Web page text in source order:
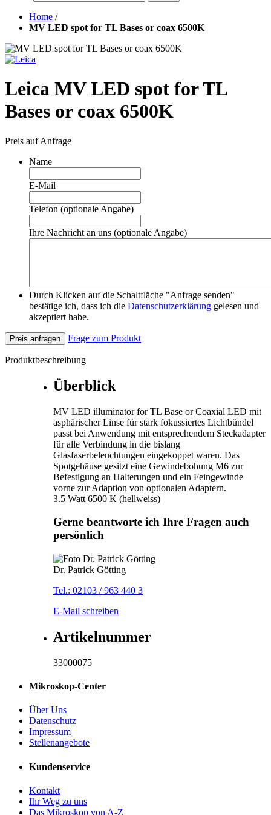
Home /
MV LED spot for TL Bases or coax 6500K
Leica MV LED spot for TL
Bases or coax 6500K
Preis auf Anfrage
Name
E-Mail
Telefon (optionale Angabe)
Ihre Nachricht an uns (optionale Angabe)
Durch Klicken auf die Schaltfläche "Anfrage senden"
bestätige ich, dass ich die Datenschutzerklärung gelesen und
akzeptiert habe.
Preis anfragen Frage zum Produkt
Produktbeschreibung
Überblick
MV LED illuminator for TL Base or Coaxial LED mit
asphärischer Linse für stark fokussiertes Lichtbündel
passt bei Anwendung mit entsprechendem Steckadapter
für alle Verbindung in die bislang
Glasfaserbeleuchtungen eingekoppet waren. Das
Spotgehäuse gesitzt eine Gewindebohung M6 zur
Befestigung an Halterungen und ein Feingewinde
vorne zur Adaption von optionalen Adaptern.
3.5 Watt 6500 K (hellweiss)
Gerne beantworte ich Ihre Fragen auch
persönlich
Dr. Patrick Götting
Tel.: 02103 / 963 440 3
E-Mail schreiben
Artikelnummer
33000075
Mikroskop-Center
Über Uns
Datenschutz
Impressum
Stellenangebote
Kundenservice
Kontakt
Ihr Weg zu uns
Das Mikroskop von A-Z